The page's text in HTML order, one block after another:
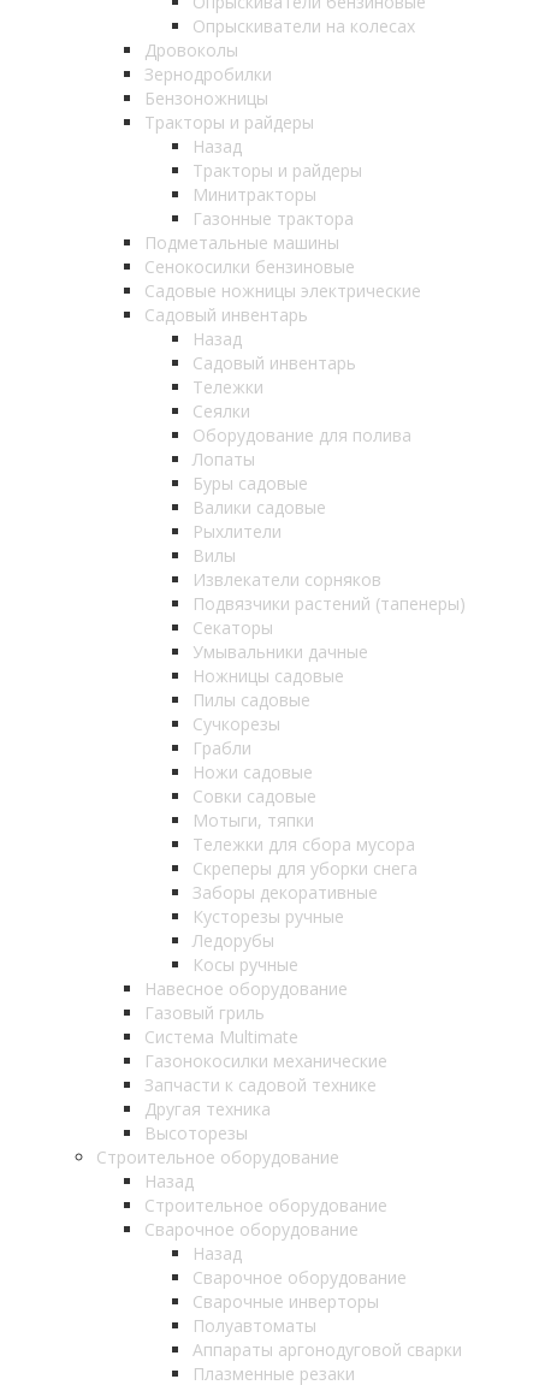
Опрыскиватели на колесах
Дровоколы
Зернодробилки
Бензоножницы
Тракторы и райдеры
Назад
Тракторы и райдеры
Минитракторы
Газонные трактора
Подметальные машины
Сенокосилки бензиновые
Садовые ножницы электрические
Садовый инвентарь
Назад
Садовый инвентарь
Тележки
Сеялки
Оборудование для полива
Лопаты
Буры садовые
Валики садовые
Рыхлители
Вилы
Извлекатели сорняков
Подвязчики растений (тапенеры)
Секаторы
Умывальники дачные
Ножницы садовые
Пилы садовые
Сучкорезы
Грабли
Ножи садовые
Совки садовые
Мотыги, тяпки
Тележки для сбора мусора
Скреперы для уборки снега
Заборы декоративные
Кусторезы ручные
Ледорубы
Косы ручные
Навесное оборудование
Газовый гриль
Система Multimate
Газонокосилки механические
Запчасти к садовой технике
Другая техника
Высоторезы
Строительное оборудование
Назад
Строительное оборудование
Сварочное оборудование
Назад
Сварочное оборудование
Сварочные инверторы
Полуавтоматы
Аппараты аргонодуговой сварки
Плазменные резаки